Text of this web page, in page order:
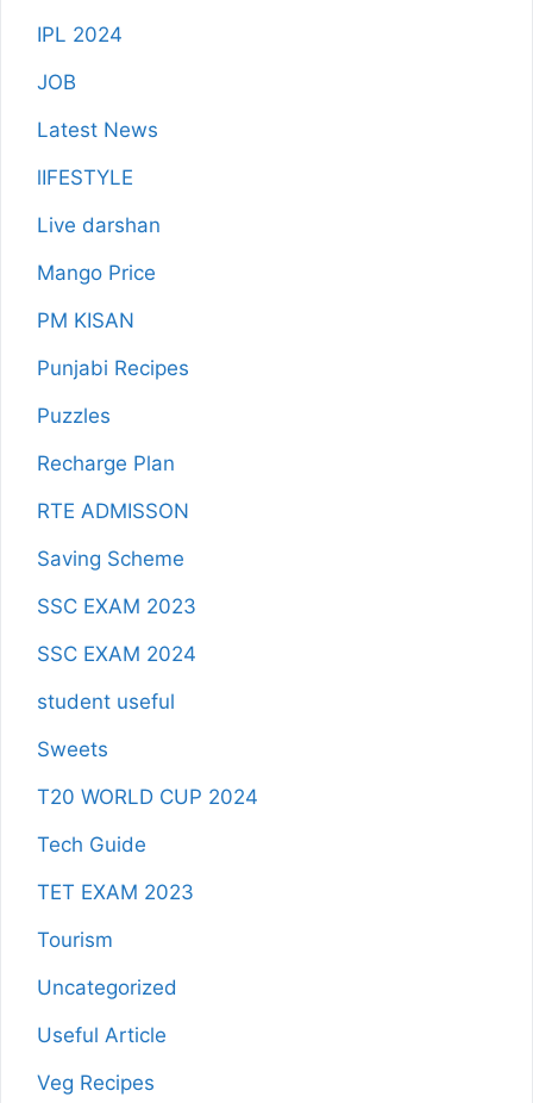
IPL 2024
JOB
Latest News
lIFESTYLE
Live darshan
Mango Price
PM KISAN
Punjabi Recipes
Puzzles
Recharge Plan
RTE ADMISSON
Saving Scheme
SSC EXAM 2023
SSC EXAM 2024
student useful
Sweets
T20 WORLD CUP 2024
Tech Guide
TET EXAM 2023
Tourism
Uncategorized
Useful Article
Veg Recipes